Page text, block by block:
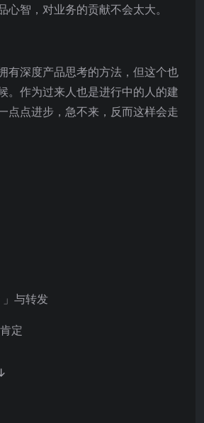
心智，对业务的贡献不会太大。
有深度产品思考的方法，但这个也
作为过来人也是进行中的人的建
点点进步，急不来，反而这样会走
与转发
定